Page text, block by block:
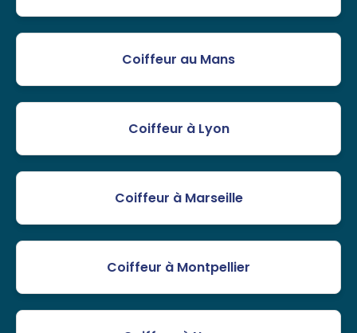
Coiffeur au Mans
Coiffeur à Lyon
Coiffeur à Marseille
Coiffeur à Montpellier